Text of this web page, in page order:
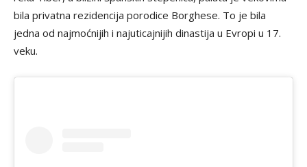
bila privatna rezidencija porodice Borghese. To je bila
jedna od najmoćnijih i najuticajnijih dinastija u Evropi u 17.
veku.